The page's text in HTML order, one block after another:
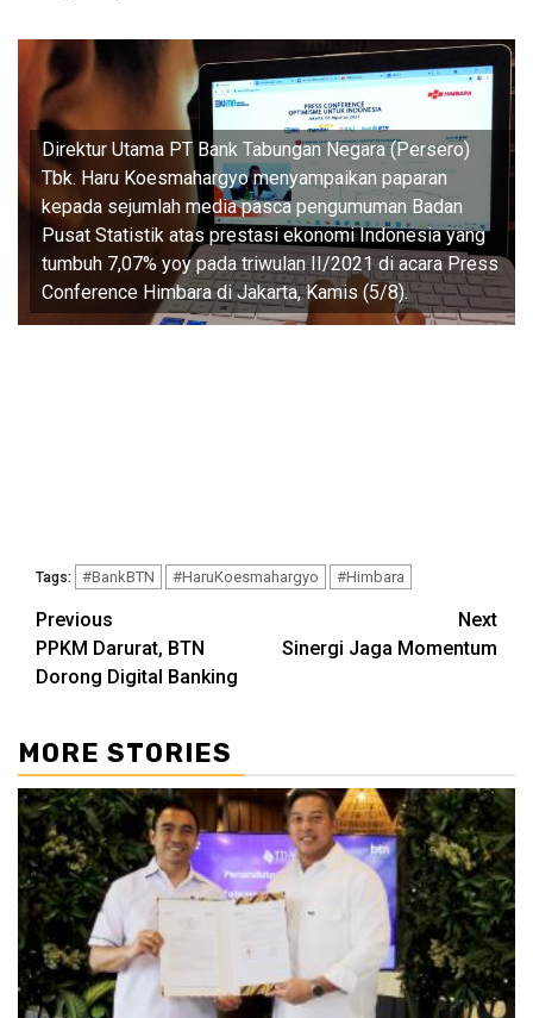
Direktur Utama PT Bank Tabungan Negara (Persero)
Tbk. Haru Koesmahargyo menyampaikan paparan
kepada sejumlah media pasca pengumuman Badan
Pusat Statistik atas prestasi ekonomi Indonesia yang
tumbuh 7,07% yoy pada triwulan II/2021 di acara Press
Conference Himbara di Jakarta, Kamis (5/8).
Tags: #BankBTN #HaruKoesmahargyo #Himbara
Continue
Reading
Previous
PPKM Darurat, BTN
Dorong Digital Banking
Next
Sinergi Jaga Momentum
MORE STORIES